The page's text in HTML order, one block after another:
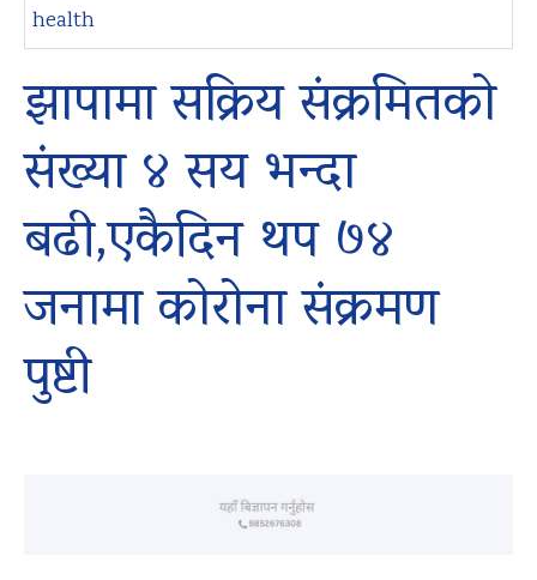
health
झापामा सक्रिय संक्रमितको
संख्या ४ सय भन्दा
बढी,एकैदिन थप ७४
जनामा कोरोना संक्रमण
पुष्टी